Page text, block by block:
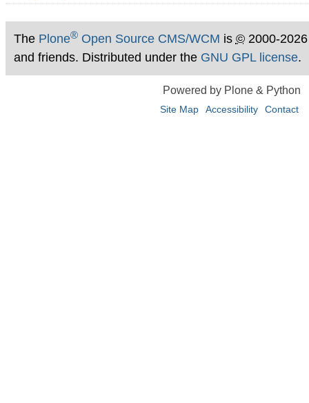
The Plone®Open Source CMS/WCM is ©2000-
and friends. Distributed under the GNU GPL license.
Powered by Plone & Python
Site Map Accessibility Contact